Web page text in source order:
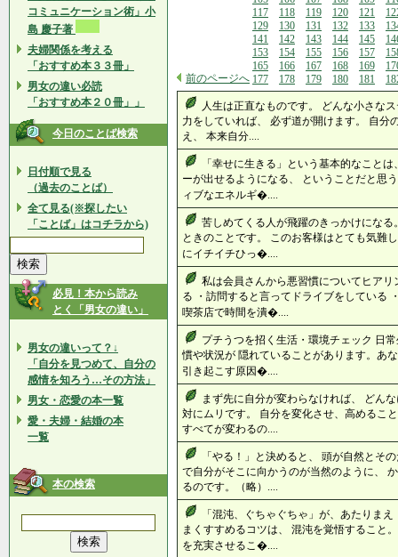
コミュニケーション術」小
島 慶子著
夫婦関係を考える
「おすすめ本３３冊」
男女の違い必読
「おすすめ本２０冊」」
今日のことば検索
日付順で見る
（過去のことば）
全て見る(※探したい
「ことば」はコチラから)
必見！本から読み
とく「男女の違い」
男女の違いって？↓
「自分を見つめて、自分の
感情を知ろう…その方法」
男女・恋愛の本一覧
愛・夫婦・結婚の本
一覧
本の検索
前のページへ
117
118 119 120 121
129
130 131 132 133
141
142 143 144 145
153
154 155 156 157
165
166 167 168 169
177
178 179 180 181
人生は正直なものです。 どんな小さな
力をしていれば、 必ず道が開けます。 自分
え、 本来自分....
「幸せに生きる」という基本的なこと
ーが出せるようになる、 ということだと思
ィブなエネルギ�....
苦しめてくる人が飛躍のきっかけにな
ときのことです。 このお客様はとても気難
にイチイチひっ�....
私は会員さんから悪習慣についてヒア
る ・訪問すると言ってドライブをしている
喫茶店で時間を潰�....
プチうつを招く生活・環境チェック 日
慣や状況が 隠れていることがあります。あ
引き起こす原因�....
まず先に自分が変わらなければ、 どん
対にムリです。 自分を変化させ、高めるこ
すべてが変わるの....
「やる！」と決めると、 頭が自然とそ
で自分がそこに向かうのが当然のように、
るのです。（略）....
「混沌、ぐちゃぐちゃ」が、あたりま
まくすすめるコツは、 混沌を覚悟すること
を充実させるこ�....